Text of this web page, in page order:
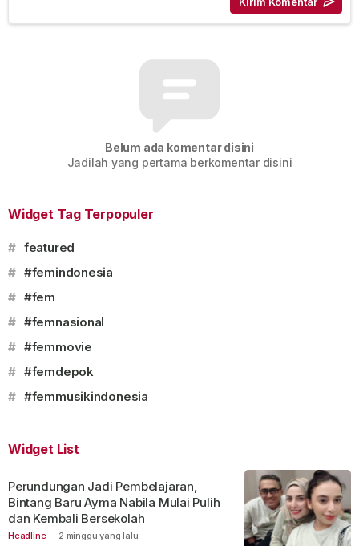
Belum ada komentar disini
Jadilah yang pertama berkomentar disini
Widget Tag Terpopuler
# featured
# #femindonesia
# #fem
# #femnasional
# #femmovie
# #femdepok
# #femmusikindonesia
Widget List
Headline - 2 minggu yang lalu
Perundungan Jadi Pembelajaran,
Bintang Baru Ayma Nabila Mulai Pulih
dan Kembali Bersekolah